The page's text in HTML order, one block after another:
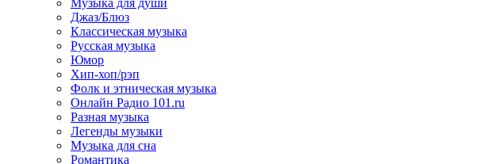
Музыка для души
Джаз/Блюз
Классическая музыка
Русская музыка
Юмор
Хип-хоп/рэп
Фолк и этническая музыка
Онлайн Радио 101.ru
Разная музыка
Легенды музыки
Музыка для сна
Романтика